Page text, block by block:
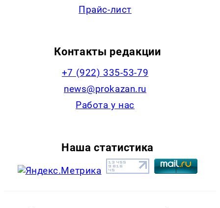
Прайс-лист
Контакты редакции
+7 (922) 335-53-79
news@prokazan.ru
Работа у нас
Наша статистика